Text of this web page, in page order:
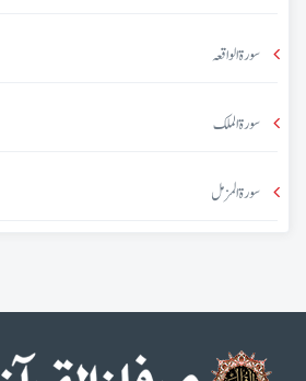
سورۃ الواقعہ
سورۃ الملک
سورۃ المزمل